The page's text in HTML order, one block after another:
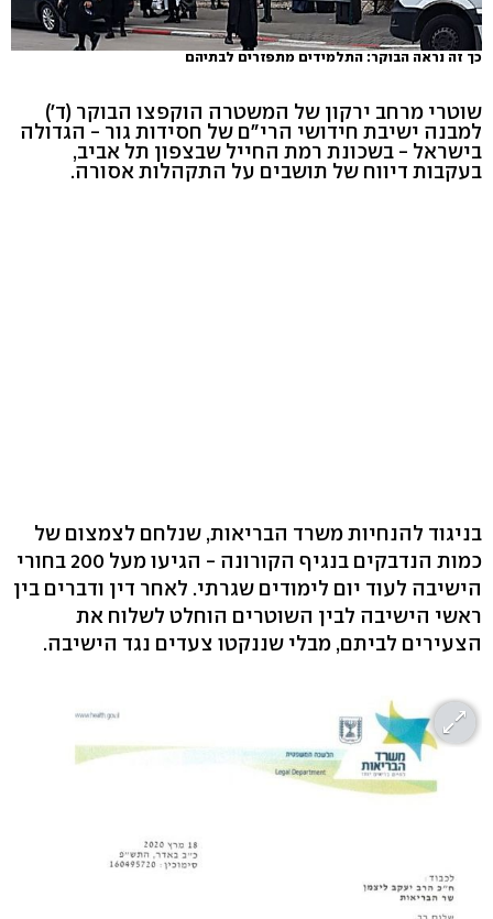
כך זה נראה הבוקר: התלמידים מתפזרים לבתיהם
שוטרי מרחב ירקון של המשטרה הוקפצו הבוקר (ד')
למבנה ישיבת חידושי הרי"ם של חסידות גור - הגדולה
בישראל - בשכונת רמת החייל שבצפון תל אביב,
בעקבות דיווח של תושבים על התקהלות אסורה.
בניגוד להנחיות משרד הבריאות, שנלחם לצמצום של
כמות הנדבקים בנגיף הקורונה - הגיעו מעל 200 בחורי
הישיבה לעוד יום לימודים שגרתי. לאחר דין ודברים בין
ראשי הישיבה לבין השוטרים הוחלט לשלוח את
הצעירים לביתם, מבלי שננקטו צעדים נגד הישיבה.